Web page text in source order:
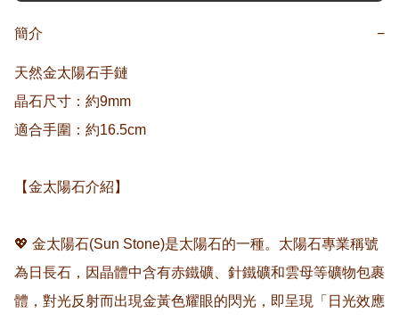
簡介 −
天然金太陽石手鏈
晶石尺寸：約9mm
適合手圍：約16.5cm
【金太陽石介紹】
💖 金太陽石(Sun Stone)是太陽石的一種。太陽石專業稱號
為日長石，因晶體中含有赤鐵礦、針鐵礦和雲母等礦物包裹
體，對光反射而出現金黃色耀眼的閃光，即呈現「日光效應